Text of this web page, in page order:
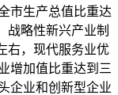
市生产总值比重达
战略性新兴产业制
右，现代服务业优
增加值比重达到三
企业和创新型企业